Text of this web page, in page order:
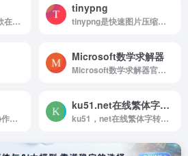
压缩图是压缩图是一款在线图片压缩工具，支持GIF压缩、PNG压缩、JPG压缩、...
tinypng
tinypng是快速图片压缩工具
Microsoft数学求解器
Microsoft数学求解器官网，微软数学求解在线数学求解器，为你免费解答代数，微积分等数学问题。浏览在线网页或下载数学求解器app获取帮助
Pixso是一体化设计协作工具，助力产研设团队
ku51.net在线繁体字转换器
ku51，net在线繁体字转换器官网，在线繁体字转换器 - 简繁体字在线转换工具